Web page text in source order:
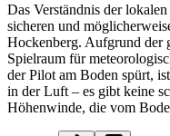
Das Verständnis der
sicheren und
Hockenberg. Aufgrund der
Spielraum für
der Pilot am Boden spürt,
in der Luft – es gibt keine
Höhenwinde, die vom